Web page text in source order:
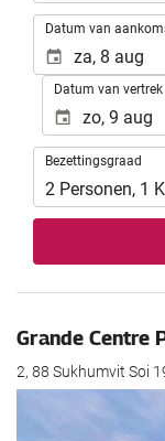
Datum van
Datum van vertrek
Bezettingsgraad
Bezettingsgraad
2 Personen, 1
Grande Centre
2, 88 Sukhumvit Soi